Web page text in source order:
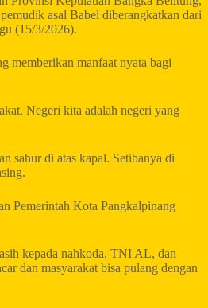
asal Babel diberangkatkan dari
(15/3/2026).
memberikan manfaat nyata bagi
Negeri kita adalah negeri yang
sahur di atas kapal. Setibanya di
Pemerintah Kota Pangkalpinang
kepada nahkoda, TNI AL, dan
dan masyarakat bisa pulang dengan